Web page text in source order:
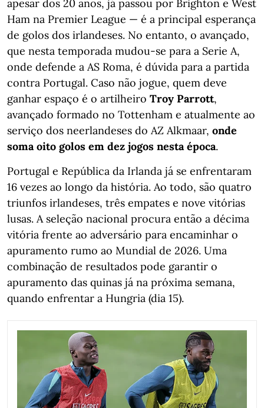
apesar dos 20 anos, já passou por Brighton e West
Ham na Premier League — é a principal esperança
de golos dos irlandeses. No entanto, o avançado,
que nesta temporada mudou-se para a Serie A,
onde defende a AS Roma, é dúvida para a partida
contra Portugal. Caso não jogue, quem deve
ganhar espaço é o artilheiro Troy Parrott,
avançado formado no Tottenham e atualmente ao
serviço dos neerlandeses do AZ Alkmaar, onde
soma oito golos em dez jogos nesta época.
Portugal e República da Irlanda já se enfrentaram
16 vezes ao longo da história. Ao todo, são quatro
triunfos irlandeses, três empates e nove vitórias
lusas. A seleção nacional procura então a décima
vitória frente ao adversário para encaminhar o
apuramento rumo ao Mundial de 2026. Uma
combinação de resultados pode garantir o
apuramento das quinas já na próxima semana,
quando enfrentar a Hungria (dia 15).